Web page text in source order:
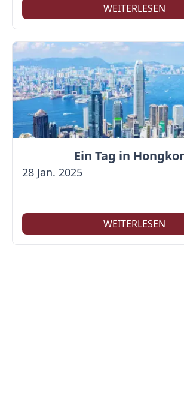
WEITERLESEN
Ein Tag in
28 Jan. 2025
WEITERLESEN